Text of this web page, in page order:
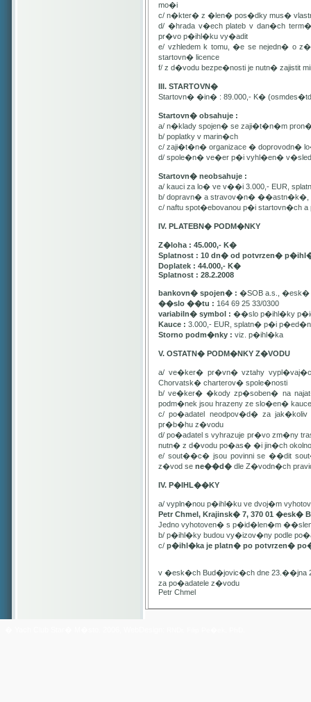
mo�i
c/ n�kter� z �len� pos�dky mus�
d/ �hrada v�ech plateb v dan�ch
pr�vo p�ihl�ku vy�adit
e/ vzhledem k tomu, �e se nejedn� o
startovn� licence
f/ z d�vodu bezpe�nosti je nutn� zajistit
III. STARTOVN�
Startovn� �in� : 89.000,- K�
Startovn� obsahuje :
a/ n�klady spojen� se zaji�t�n�m
b/ poplatky v marin�ch
c/ zaji�t�n� organizace � doprovodn�
d/ spole�n� ve�er p�i vyhl�en�
Startovn� neobsahuje :
a/ kauci za lo� ve v��i 3.000,- EUR,
b/ dopravn� a stravov�n� ��astn�k�,
c/ naftu spot�ebovanou p�i startovn�ch
IV. PLATEBN� PODM�NKY
Z�loha : 45.000,- K�
Splatnost : 10 dn� od potvrzen�
Doplatek : 44.000,- K�
Splatnost : 28.2.2008
bankovn� spojen� : �SOB a.s., �esk�
��slo ��tu : 164 69 25 33/0300
variabiln� symbol : ��slo p�ihl�ky
Kauce : 3.000,- EUR, splatn� p�i
Storno podm�nky : viz. p�ihl�ka
V. OSTATN� PODM�NKY Z�VODU
a/ ve�ker� pr�vn� vztahy
Chorvatsk� charterov� spole�nosti
b/ ve�ker� �kody zp�soben� na
podm�nek jsou hrazeny ze slo�en� kauce
c/ po�adatel neodpov�d� za
pr�b�hu z�vodu
d/ po�adatel s vyhrazuje pr�vo zm�ny
nutn� z d�vodu po�as� �i jin�ch
e/ sout��c� jsou povinni se ��dit
z�vod se ne��d� dle Z�vodn�ch
IV. P�IHL��KY
a/ vypln�nou p�ihl�ku ve dvoj�m
Petr Chmel, Krajinsk� 7, 370 01 �esk�
Jedno vyhotoven� s p�id�len�m
b/ p�ihl�ky budou vy�izov�ny podle
c/ p�ihl�ka je platn� po potvrzen�
v �esk�ch Bud�jovic�ch dne 23.��jna
za po�adatele z�vodu
Petr Chmel